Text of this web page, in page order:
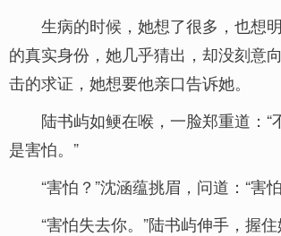
生病的时候，她想了很多，也想
的真实身份，她几乎猜出，却没刻意
击的求证，她想要他亲口告诉她。
陆书屿如鲠在喉，一脸郑重道：“
是害怕。”
“害怕？”沈涵蕴挑眉，问道：“害
“害怕失去你。”陆书屿伸手，握住